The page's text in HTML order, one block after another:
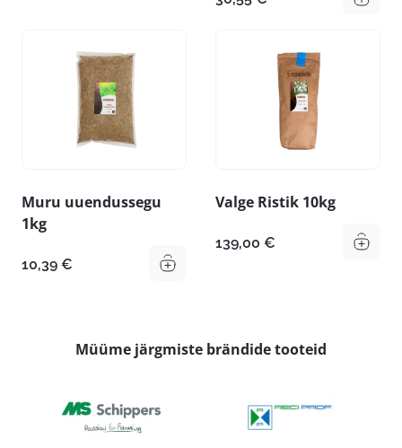
Muru uuendussegu
1kg
10,39 €
Valge Ristik 10kg
139,00 €
Müüme järgmiste brändide tooteid